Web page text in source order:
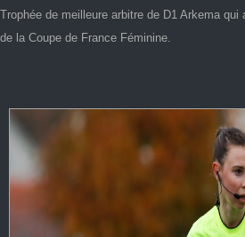
Trophée de meilleure arbitre de D1 Arkema
de la Coupe de France Féminine.